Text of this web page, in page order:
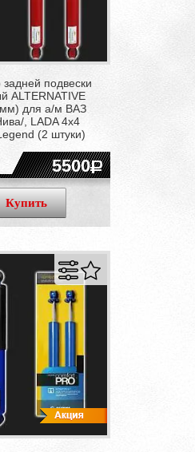
подвески
ALTERNATIVE
для а/м ВАЗ
, LADA 4x4
(2 штуки)
5500
Купить